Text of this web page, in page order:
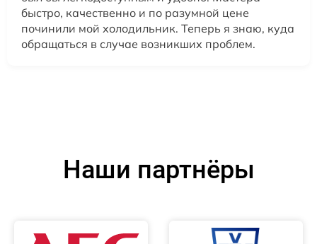
быстро, качественно и по разумной цене
починили мой холодильник. Теперь я знаю, куда
обращаться в случае возникших проблем.
Наши партнёры